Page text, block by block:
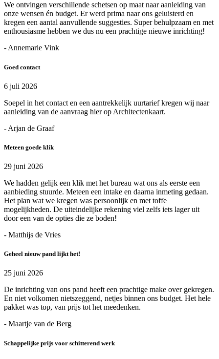
We ontvingen verschillende schetsen op maat naar aanleiding van
onze wensen én budget. Er werd prima naar ons geluisterd en
kregen een aantal aanvullende suggesties. Super behulpzaam en met
enthousiasme hebben we dus nu een prachtige nieuwe inrichting!
- Annemarie Vink
Goed contact
6 juli 2026
Soepel in het contact en een aantrekkelijk uurtarief kregen wij naar
aanleiding van de aanvraag hier op Architectenkaart.
- Arjan de Graaf
Meteen goede klik
29 juni 2026
We hadden gelijk een klik met het bureau wat ons als eerste een
aanbieding stuurde. Meteen een intake en daarna inmeting gedaan.
Het plan wat we kregen was persoonlijk en met toffe
mogelijkheden. De uiteindelijke rekening viel zelfs iets lager uit
door een van de opties die ze boden!
- Matthijs de Vries
Geheel nieuw pand lijkt het!
25 juni 2026
De inrichting van ons pand heeft een prachtige make over gekregen.
En niet volkomen nietszeggend, netjes binnen ons budget. Het hele
pakket was top, van prijs tot het meedenken.
- Maartje van de Berg
Schappelijke prijs voor schitterend werk